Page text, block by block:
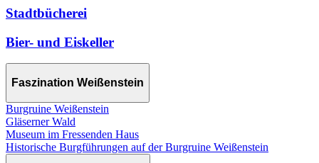
Stadtbücherei
Bier- und Eiskeller
Faszination Weißenstein
Burgruine Weißenstein
Gläserner Wald
Museum im Fressenden Haus
Historische Burgführungen auf der Burgruine Weißenstein